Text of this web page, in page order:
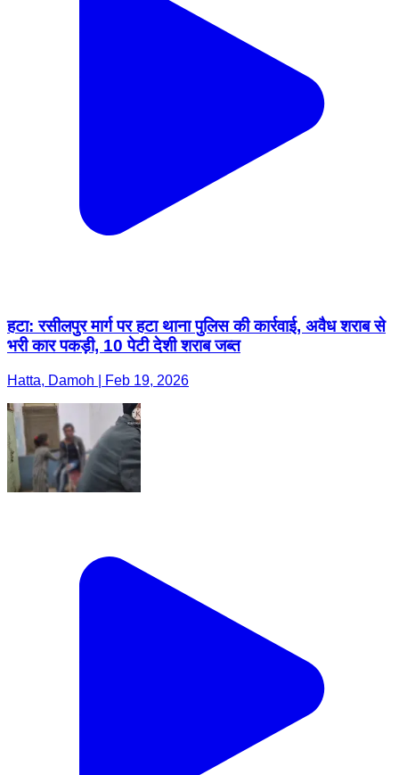
हटा: रसीलपुर मार्ग पर हटा थाना पुलिस की कार्रवाई, अवैध शराब से
भरी कार पकड़ी, 10 पेटी देशी शराब जब्त
Hatta, Damoh | Feb 19, 2026